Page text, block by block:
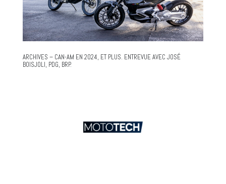
ARCHIVES – CAN-AM EN 2024, ET PLUS. ENTREVUE AVEC JOSÉ
BOISJOLI, PDG, BRP.